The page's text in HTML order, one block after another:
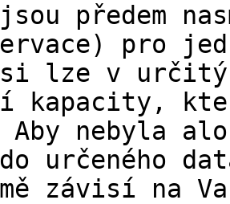
předem
pro
lze v
kapacity,
nebyla
určeného
závisí na